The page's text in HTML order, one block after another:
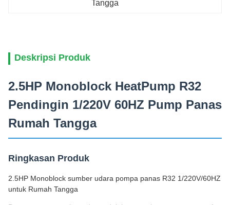
Tangga
Deskripsi Produk
2.5HP Monoblock HeatPump R32
Pendingin 1/220V 60HZ Pump Panas
Rumah Tangga
Ringkasan Produk
2.5HP Monoblock sumber udara pompa panas R32 1/220V/60HZ
untuk Rumah Tangga